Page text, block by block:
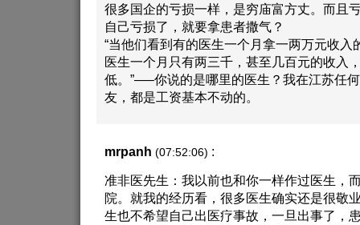
很多国企的亏损一样，是穷庙富方丈。而且
自己亏损了，就要拿患者撒气？
“当他们看到有的医生一个月拿一两万元收入
医生一个月只有两三千，甚至几百元的收入
低。”—–你说的是哪里的医生？我在江苏任
友，都是工资基本不动的。
mrpanh (07:52:06) :
准非医先生：我以前也和你一样作过医生，
院。就我的经历看，很多医生确实还是很敬
生也不希望自己出医疗事故，一旦出事了，